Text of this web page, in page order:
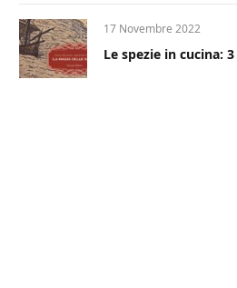
17 Novembre 2022
Le spezie in cucina: